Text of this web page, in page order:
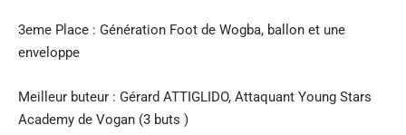
3eme Place : Génération Foot de Wogba, ballon et une
enveloppe
Meilleur buteur : Gérard ATTIGLIDO, Attaquant Young Stars
Academy de Vogan (3 buts )